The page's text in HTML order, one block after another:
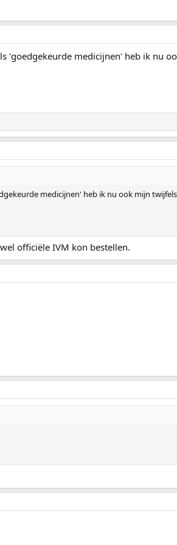
'goedgekeurde medicijnen' heb ik nu
medicijnen' heb ik nu ook mijn
officiële IVM kon bestellen.